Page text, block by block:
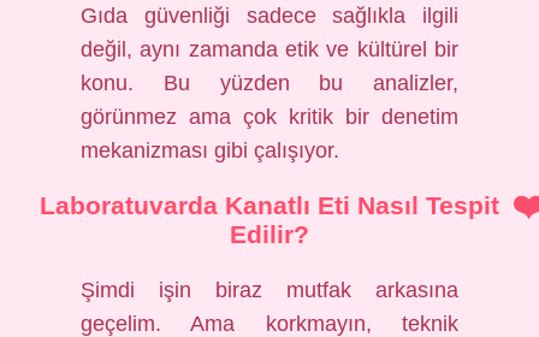
Gıda güvenliği sadece sağlıkla ilgili
değil, aynı zamanda etik ve kültürel bir
konu. Bu yüzden bu analizler,
görünmez ama çok kritik bir denetim
mekanizması gibi çalışıyor.
Laboratuvarda Kanatlı Eti Nasıl Tespit
Edilir?
Şimdi işin biraz mutfak arkasına
geçelim. Ama korkmayın, teknik